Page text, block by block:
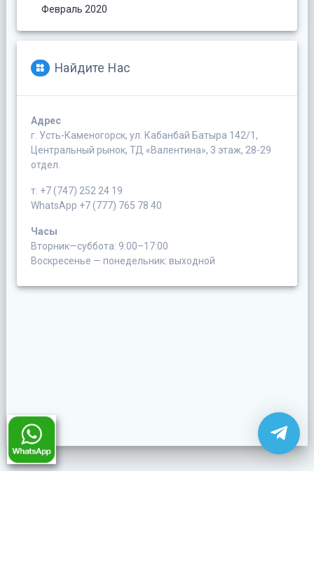
Февраль 2020
Найдите Нас
Адрес
г. Усть-Каменогорск, ул. Кабанбай Батыра 142/1,
Центральный рынок, ТД «Валентина», 3 этаж, 28-29
отдел.
т. +7 (747) 252 24 19
WhatsApp +7 (777) 765 78 40
Часы
Вторник—суббота: 9:00–17:00
Воскресенье — понедельник: выходной